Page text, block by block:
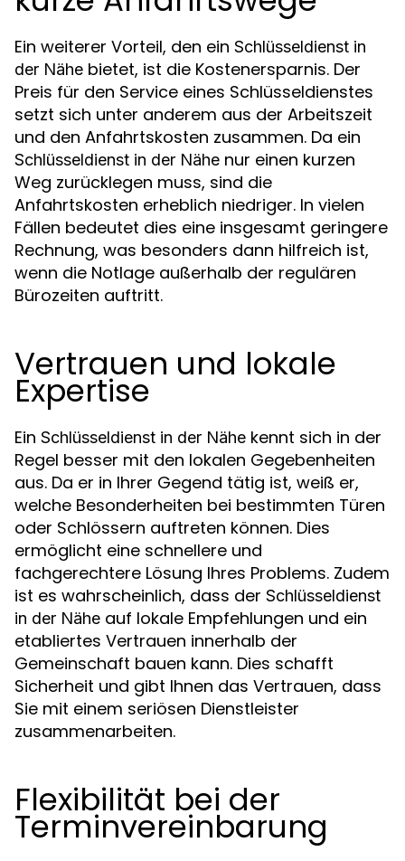
Ein weiterer Vorteil, den ein Schlüsseldienst in
der Nähe bietet, ist die Kostenersparnis. Der
Preis für den Service eines Schlüsseldienstes
setzt sich unter anderem aus der Arbeitszeit
und den Anfahrtskosten zusammen. Da ein
Schlüsseldienst in der Nähe nur einen kurzen
Weg zurücklegen muss, sind die
Anfahrtskosten erheblich niedriger. In vielen
Fällen bedeutet dies eine insgesamt geringere
Rechnung, was besonders dann hilfreich ist,
wenn die Notlage außerhalb der regulären
Bürozeiten auftritt.
Vertrauen und lokale
Expertise
Ein Schlüsseldienst in der Nähe kennt sich in der
Regel besser mit den lokalen Gegebenheiten
aus. Da er in Ihrer Gegend tätig ist, weiß er,
welche Besonderheiten bei bestimmten Türen
oder Schlössern auftreten können. Dies
ermöglicht eine schnellere und
fachgerechtere Lösung Ihres Problems. Zudem
ist es wahrscheinlich, dass der Schlüsseldienst
in der Nähe auf lokale Empfehlungen und ein
etabliertes Vertrauen innerhalb der
Gemeinschaft bauen kann. Dies schafft
Sicherheit und gibt Ihnen das Vertrauen, dass
Sie mit einem seriösen Dienstleister
zusammenarbeiten.
Flexibilität bei der
Terminvereinbarung